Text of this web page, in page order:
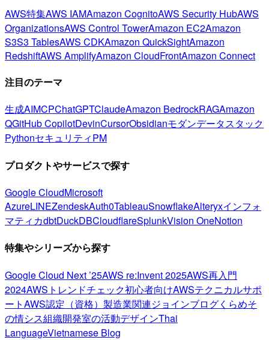
AWS特集AWS IAMAmazon CognitoAWS Security HubAWS
OrganizationsAWS Control TowerAmazon EC2Amazon
S3S3 TablesAWS CDKAmazon QuickSightAmazon
RedshiftAWS AmplifyAmazon CloudFrontAmazon Connect
注目のテーマ
生成AIMCPChatGPTClaudeAmazon BedrockRAGAmazon
QGitHub CopilotDevinCursorObsidianモダンデータスタック
PythonセキュリティPM
プロダクトやサービスで探す
Google CloudMicrosoft
AzureLINEZendeskAuth0TableauSnowflakeAlteryxインフォ
マティカdbtDuckDBCloudflareSplunkVision OneNotion
特集やシリーズから探す
Google Cloud Next ’25AWS re:Invent 2025AWS再入門
2024AWSトレンドチェック初心者向けAWSテクニカルサポ
ートAWS認定（資格） 製造業関連ジョインブログくらめそ
の情シス組織開発室の活動デザインThai
LanguageVietnamese Blog